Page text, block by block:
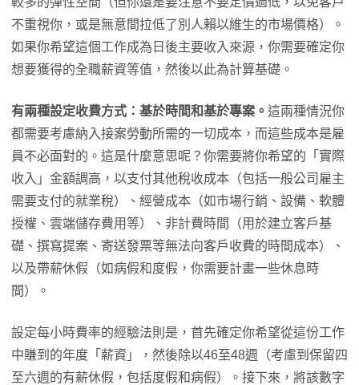
不重視你，或是無意間拉低了別人賴以維生的市場價格）。
如果你希望這個工作成為日後主要收入來源，你需要確定你
想要獲得的全職薪資等值，然後以此為計算基礎。
有兩種設定收費方式：基於時間和基於專案。 這兩種情況你
都需要考慮納入接案勞動所需的一切成本，而這些成本是雇
員不必面對的。這是什麼意思呢？你需要將你希望的「實際
收入」金額調高，以支付其他稅收成本（包括一般公司雇主
需要支付的就業稅）、經營成本（如市場行銷、設備、軟體
授權、雲端儲存費用等）、非計費時間（用於建立客戶基
礎、撰寫提案、寄送發票等無法向客戶收費的時間成本）、
以及帶薪休假（如病假和度假，你需要計畫一些休息時
間）。
設定每小時費率的經驗法則是，首先確定你希望從這份工作
中賺到的年度「薪資」，然後除以46至48週（考慮到保留四
至六週的有薪休假，包括度假和病假）。接下來，將該數字